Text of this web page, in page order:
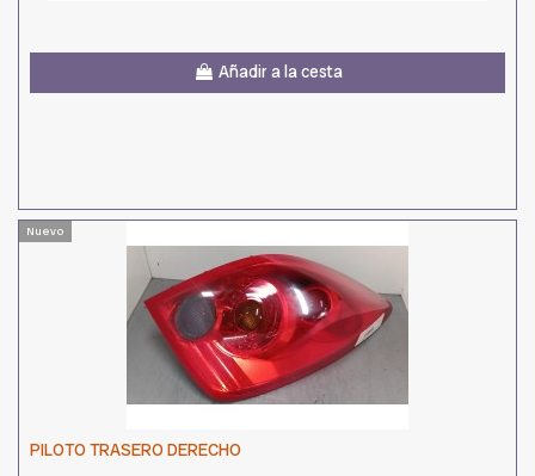
Añadir a la cesta
Nuevo
PILOTO TRASERO DERECHO